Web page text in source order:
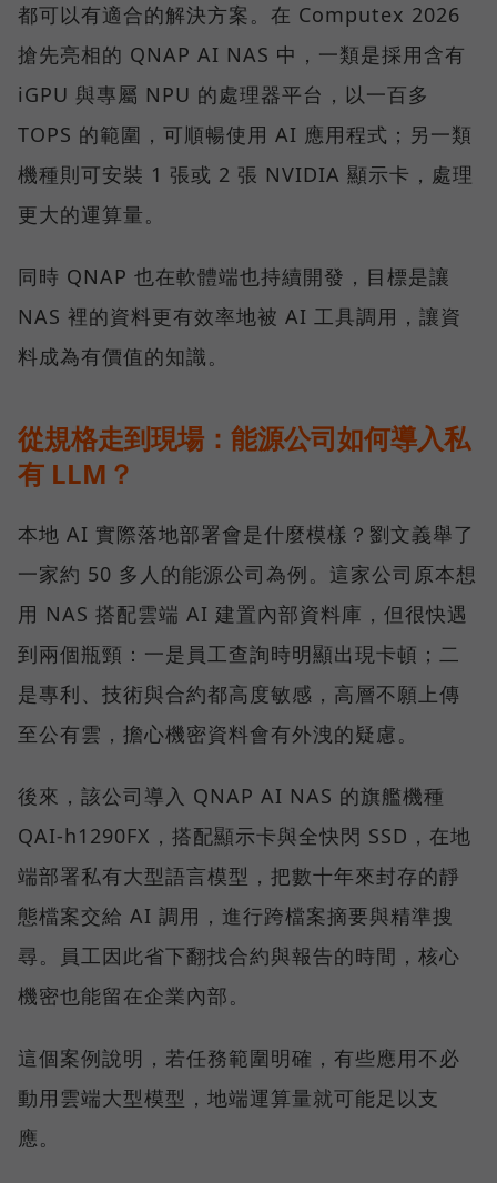
都可以有適合的解決方案。在 Computex 2026
搶先亮相的 QNAP AI NAS 中，一類是採用含有
iGPU 與專屬 NPU 的處理器平台，以一百多
TOPS 的範圍，可順暢使用 AI 應用程式；另一類
機種則可安裝 1 張或 2 張 NVIDIA 顯示卡，處理
更大的運算量。
同時 QNAP 也在軟體端也持續開發，目標是讓
NAS 裡的資料更有效率地被 AI 工具調用，讓資
料成為有價值的知識。
從規格走到現場：能源公司如何導入私
有 LLM？
本地 AI 實際落地部署會是什麼模樣？劉文義舉了
一家約 50 多人的能源公司為例。這家公司原本想
用 NAS 搭配雲端 AI 建置內部資料庫，但很快遇
到兩個瓶頸：一是員工查詢時明顯出現卡頓；二
是專利、技術與合約都高度敏感，高層不願上傳
至公有雲，擔心機密資料會有外洩的疑慮。
後來，該公司導入 QNAP AI NAS 的旗艦機種
QAI-h1290FX，搭配顯示卡與全快閃 SSD，在地
端部署私有大型語言模型，把數十年來封存的靜
態檔案交給 AI 調用，進行跨檔案摘要與精準搜
尋。員工因此省下翻找合約與報告的時間，核心
機密也能留在企業內部。
這個案例說明，若任務範圍明確，有些應用不必
動用雲端大型模型，地端運算量就可能足以支
應。